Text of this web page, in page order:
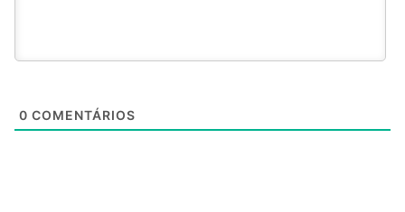
0 COMENTÁRIOS